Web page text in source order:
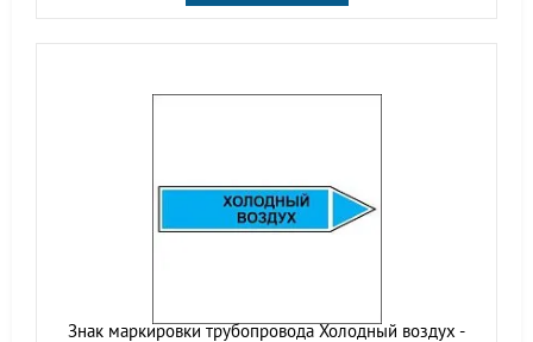
Знак маркировки трубопровода Холодный воздух -